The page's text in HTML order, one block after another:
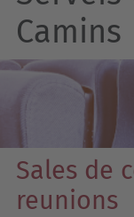
Camins
Sales de
reunions